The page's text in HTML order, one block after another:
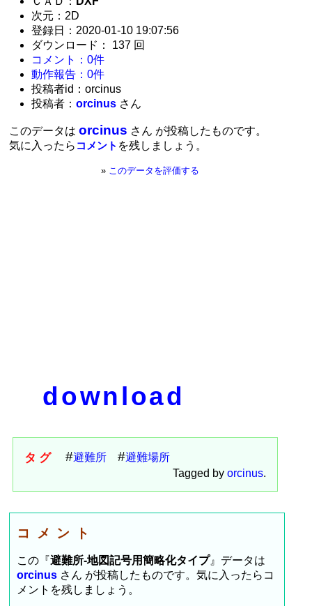
次元：2D
登録日：2020-01-10 19:07:56
ダウンロード： 137 回
コメント：0件
動作報告：0件
投稿者id：orcinus
投稿者：orcinus さん
このデータはorcinus さん が投稿したものです。
気に入ったら コメント を残しましょう。
» このデータを評価する
download
タグ 避難所
避難場所
Tagged by orcinus.
コメント
この『避難所-地図記号用簡略化タイプ』データは
orcinus さん が投稿したものです。気に入ったらコ
メントを残しましょう。